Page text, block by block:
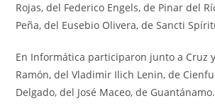
Rojas, del Federico Engels, de Pinar del
Peña, del Eusebio Olivera, de Sancti
En Informática participaron junto a Cruz
Ramón, del Vladimir Ilich Lenin, de
Delgado, del José Maceo, de Guantánamo.